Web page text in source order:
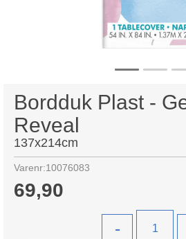
Bordduk Plast -
Reveal
137x214cm
Varenr:10076083
69,90
-